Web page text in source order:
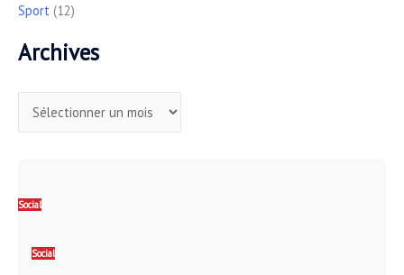
Sport (12)
Archives
Social
Social